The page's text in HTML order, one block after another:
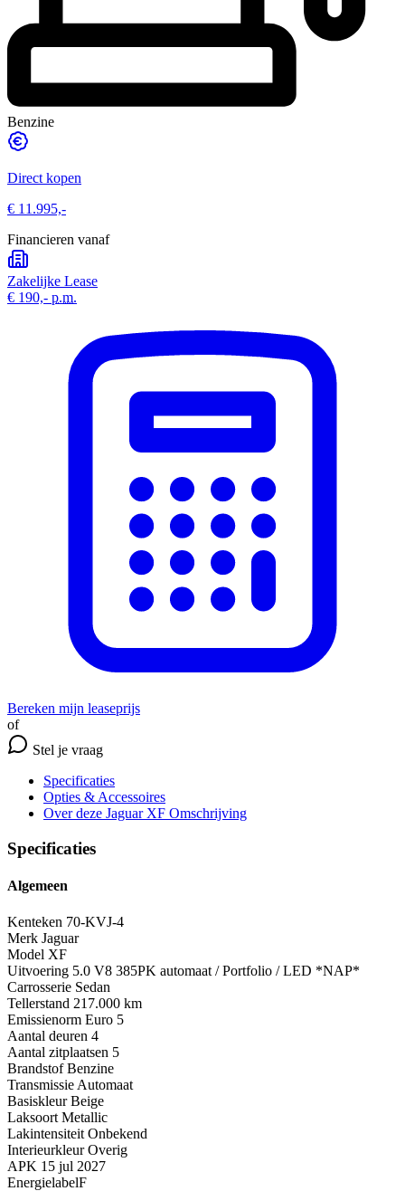
Benzine
Direct kopen
€ 11.995,-
Financieren vanaf
Zakelijke Lease
€ 190,- p.m.
Bereken mijn leaseprijs
of
Stel je vraag
Specificaties
Opties & Accessoires
Over deze Jaguar XF Omschrijving
Specificaties
Algemeen
Kenteken 70-KVJ-4
Merk Jaguar
Model XF
Uitvoering 5.0 V8 385PK automaat / Portfolio / LED *NAP*
Carrosserie Sedan
Tellerstand 217.000 km
Emissienorm Euro 5
Aantal deuren 4
Aantal zitplaatsen 5
Brandstof Benzine
Transmissie Automaat
Basiskleur Beige
Laksoort Metallic
Lakintensiteit Onbekend
Interieurkleur Overig
APK 15 jul 2027
EnergielabelF